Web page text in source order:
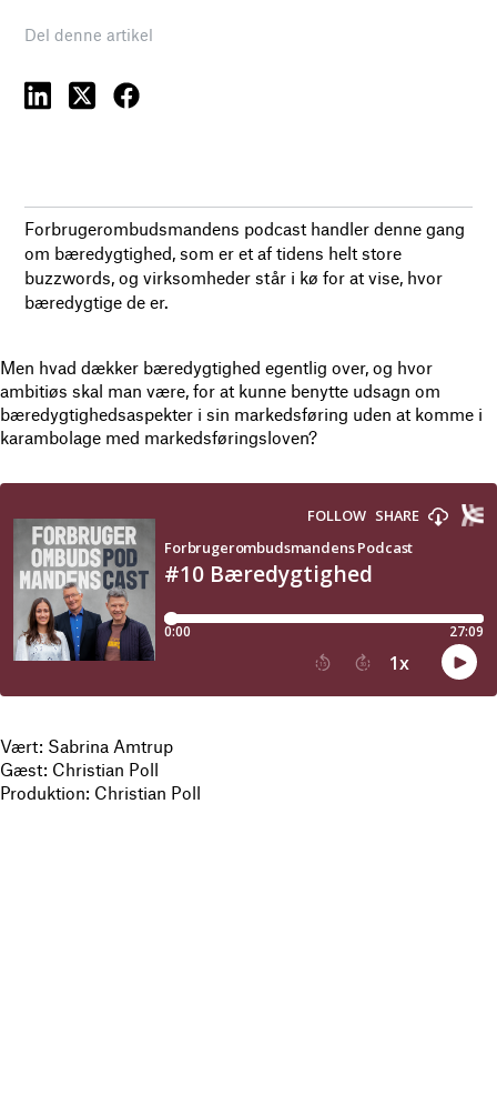
Del denne artikel
Forbrugerombudsmandens podcast handler denne gang
om bæredygtighed, som er et af tidens helt store
buzzwords, og virksomheder står i kø for at vise, hvor
bæredygtige de er.
Men hvad dækker bæredygtighed egentlig over, og hvor
ambitiøs skal man være, for at kunne benytte udsagn om
bæredygtighedsaspekter i sin markedsføring uden at komme i
karambolage med markedsføringsloven?
Vært: Sabrina Amtrup
Gæst: Christian Poll
Produktion: Christian Poll